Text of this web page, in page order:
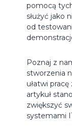
pomocą
służyć jako
od
Poznaj z
stworzenia
ułatwi
artykuł
zwiększyć
systemami